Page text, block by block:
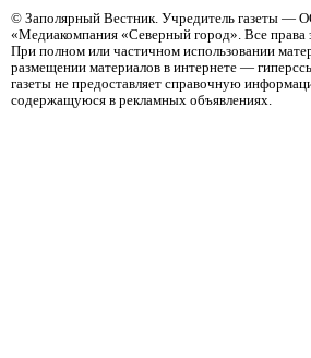
© Заполярный Вестник. Учредитель газеты —
«Медиакомпания «Северный город». Все
При полном или частичном использовании
размещении материалов в интернете —
газеты не предоставляет справочную
содержащуюся в рекламных объявлениях.